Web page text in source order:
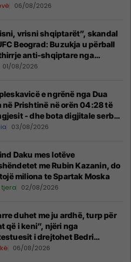
06/08/2026
vrisni shqiptarët”, skandal
Beograd: Buzukja u përball
anti-shqiptare nga
01/08/2026
e ngrënë nga Dua
në Prishtinë në orën 04:28 të
- dhe bota digjitale serbe
gjendjen e luftës
03/08/2026
Daku mes lotëve
me Rubin Kazanin, do
miliona te Spartak Moska
tjera 02/08/2026
duhet me ju ardhë, turp për
që i keni”, njëri nga
i drejtohet Bedri
06/08/2026